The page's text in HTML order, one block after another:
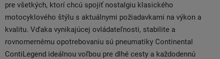
pre všetkých, ktorí chcú spojiť nostalgiu klasického
motocyklového štýlu s aktuálnymi požiadavkami na výkon a
kvalitu. Vďaka vynikajúcej ovládateľnosti, stabilite a
rovnomernému opotrebovaniu sú pneumatiky Continental
ContiLegend ideálnou voľbou pre dlhé cesty a každodennú